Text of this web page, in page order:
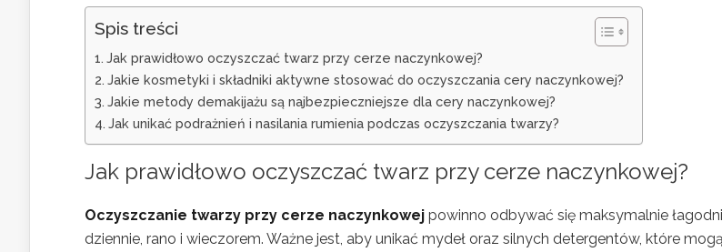
Spis treści
Jak prawidłowo oczyszczać twarz przy cerze naczynkowej?
Jakie kosmetyki i składniki aktywne stosować do oczyszczania cery naczynkowej?
Jakie metody demakijażu są najbezpieczniejsze dla cery naczynkowej?
Jak unikać podrażnień i nasilania rumienia podczas oczyszczania twarzy?
Jak prawidłowo oczyszczać twarz przy cerze naczynkowej?
Oczyszczanie twarzy przy cerze naczynkowej powinno odbywać się maksymalnie
dziennie, rano i wieczorem. Ważne jest, aby unikać mydeł oraz silnych detergentów, które